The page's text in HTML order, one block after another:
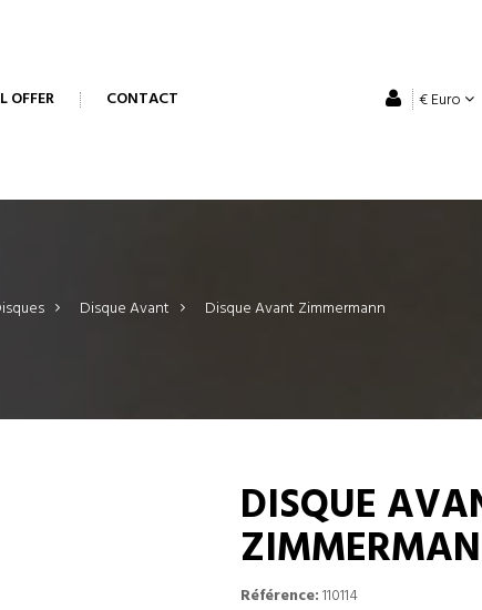
OFFER CONTACT € Euro
> Disque Avant > Disque Avant Zimmermann
DISQUE
Référence:110114